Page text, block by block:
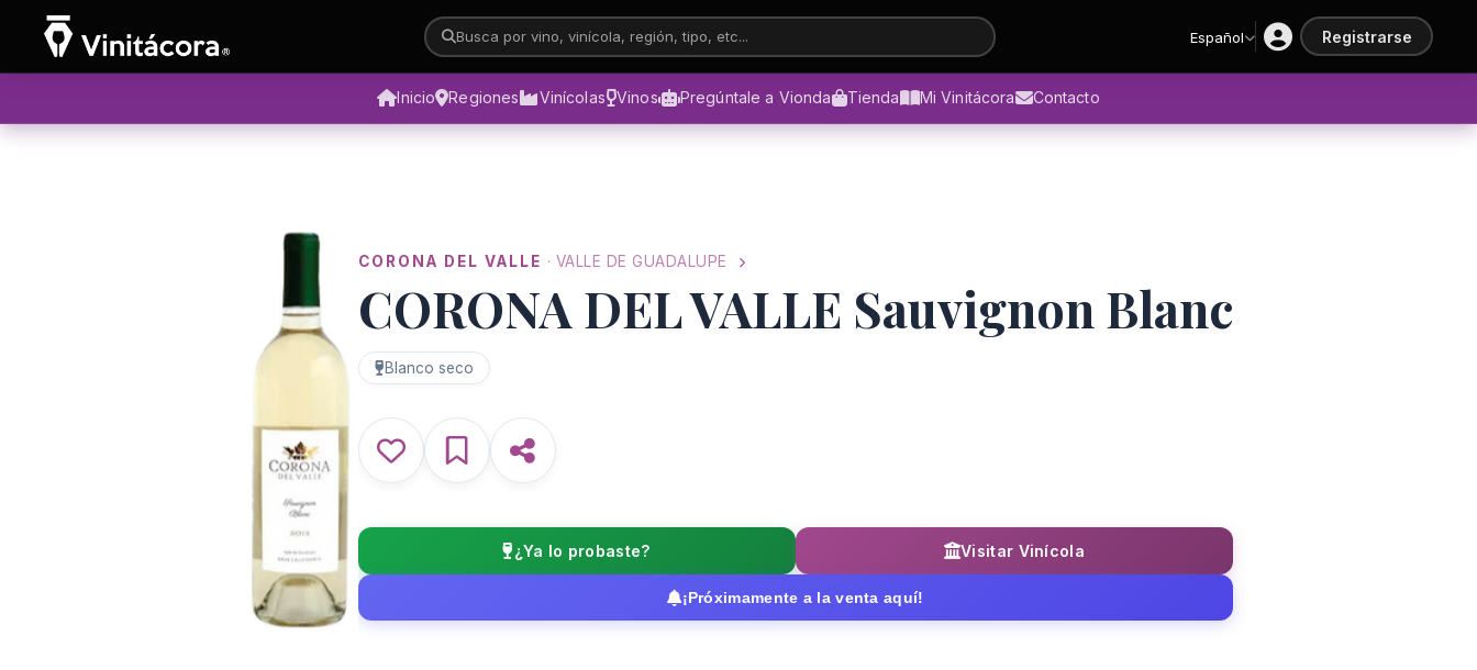
Busca por vino, vinícola, región, tipo, etc... Español Registrarse
Inicio Regiones Vinícolas Vinos Pregúntale a Vionda Tienda Mi Vinitácora Contacto
CORONA DEL VALLE · VALLE DE GUADALUPE
CORONA DEL VALLE Sauvignon Blanc
Blanco seco
¿Ya lo probaste? Visitar Vinícola
¡Próximamente a la venta aquí!